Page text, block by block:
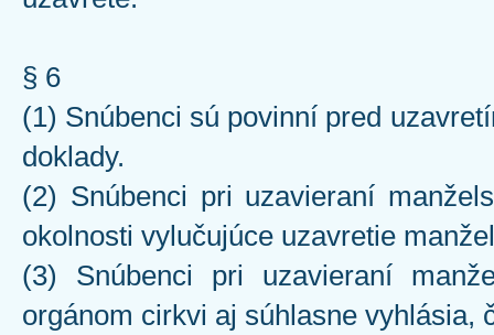
§ 6
(1) Snúbenci sú povinní pred
doklady.
(2) Snúbenci pri uzavieraní
okolnosti vylučujúce uzavretie
(3) Snúbenci pri uzavieraní
orgánom cirkvi aj súhlasne vyhlásia,